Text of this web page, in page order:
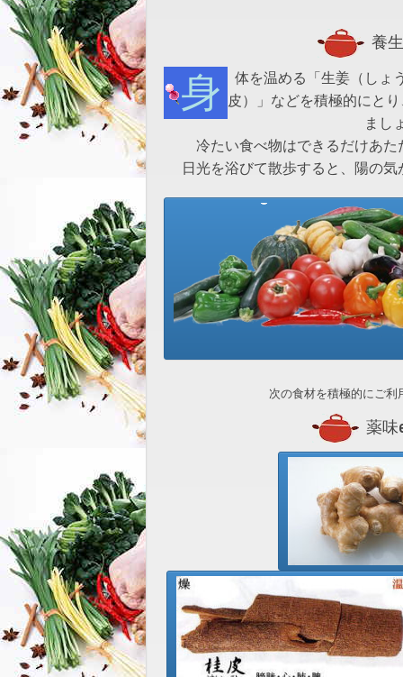
養
身体を温める「生姜（しょうが）」や「シナモン（桂 皮）」などを積極的にと
まし
冷たい食べ物はできるだけあ
日光を浴びて散歩すると、陽の
次の食材を積極的にご利
薬味